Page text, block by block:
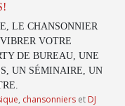
LE CHANSONNIER
VOTRE
DE BUREAU, UNE
UN SÉMINAIRE, UN
, chansonnierset DJ